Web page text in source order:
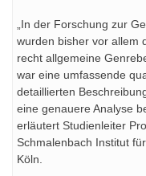
„In der Forschung zur
wurden bisher vor allem
recht allgemeine
war eine umfassende
detaillierten
eine genauere Analyse
erläutert Studienleiter
Schmalenbach Institut
Köln.